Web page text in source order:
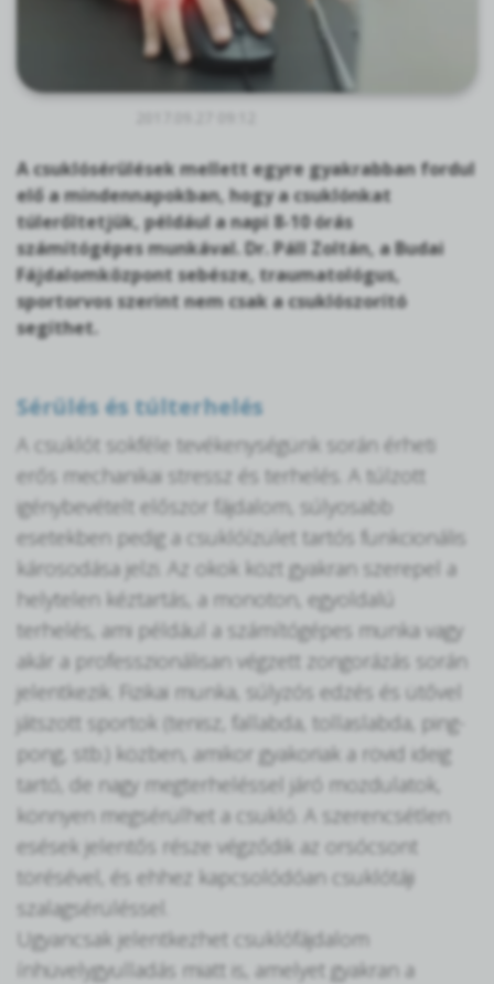
A csuklósérülések mellett egyre gyakrabban fordul
elő a mindennapokban, hogy a csuklónkat
túlerőltetjük, például a napi 8-10 órás
számítógépes munkával. Dr. Páll Zoltán, a Budai
Fájdalomközpont sebésze, traumatológus,
sportorvos szerint nem csak a csuklószorító
segíthet.
Sérülés és túlterhelés
A csuklót sokféle tevékenységünk során érheti
erős mechanikai stressz és terhelés. A túlzott
igénybevételt először fájdalom, súlyosabb
esetekben pedig a csuklóízület tartós funkcionális
károsodása jelzi. Az okok közt gyakran szerepel a
helytelen kéztartás, a monoton, egyoldalú
terhelés, ami például a számítógépes munka vagy
akár a professzionálisan végzett zongorázás során
jelentkezik. Fizikai munka, súlyzós edzés és ütővel
játszott sportok (tenisz, fallabda, tollaslabda, ping-
pong, stb.) közben, amikor gyakoriak a rövid ideig
tartó, de nagy megterheléssel járó mozdulatok,
könnyen megsérülhet a csukló. A szerencsétlen
esések jelentős része végződik az orsócsont
törésével, és ehhez kapcsolódóan csuklótáji
szalagsérüléssel.
Ugyancsak jelentkezhet csuklófájdalom
ínhüvelygyulladás miatt is, amelyet gyakran a